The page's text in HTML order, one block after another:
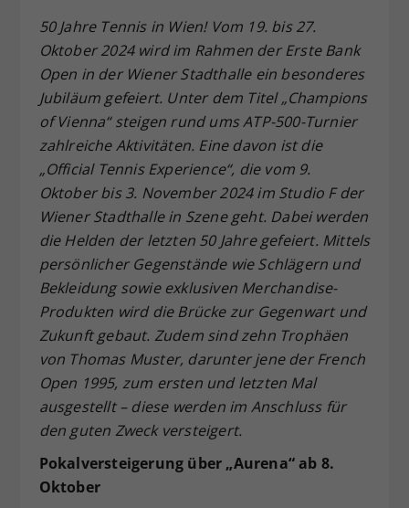
50 Jahre Tennis in Wien! Vom 19. bis 27.
Oktober 2024 wird im Rahmen der Erste Bank
Open in der Wiener Stadthalle ein besonderes
Jubiläum gefeiert. Unter dem Titel „Champions
of Vienna“ steigen rund ums ATP-500-Turnier
zahlreiche Aktivitäten. Eine davon ist die
„Official Tennis Experience“, die vom 9.
Oktober bis 3. November 2024 im Studio F der
Wiener Stadthalle in Szene geht. Dabei werden
die Helden der letzten 50 Jahre gefeiert. Mittels
persönlicher Gegenstände wie Schlägern und
Bekleidung sowie exklusiven Merchandise-
Produkten wird die Brücke zur Gegenwart und
Zukunft gebaut. Zudem sind zehn Trophäen
von Thomas Muster, darunter jene der French
Open 1995, zum ersten und letzten Mal
ausgestellt – diese werden im Anschluss für
den guten Zweck versteigert.
Pokalversteigerung über „Aurena“ ab 8.
Oktober
Zweck
Dieser Wert speichert Ihre Consent-
Einstellungen. Unter anderem eine
historische Speicherung Ihrer
vorgenommen Einstellungen, falls der
Webseiten-Betreiber dies eingestellt
hat.